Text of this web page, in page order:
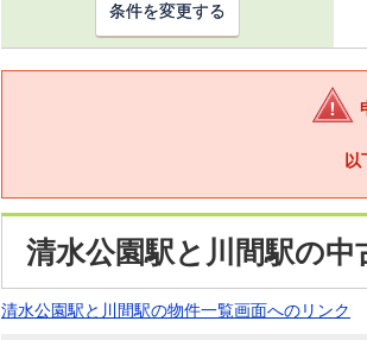
条件を変更する
清水公園駅と川間駅の
清水公園駅と川間駅の物件一覧画面へのリンク